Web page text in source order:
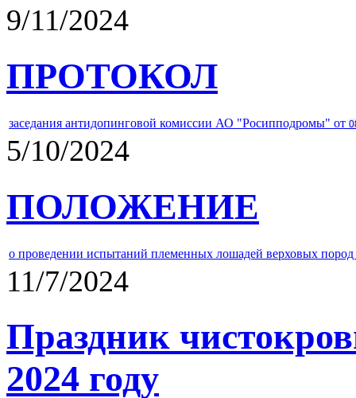
9/11/2024
ПРОТОКОЛ
заседания антидопинговой комиссии АО "Росипподромы" от
5/10/2024
ПОЛОЖЕНИЕ
о проведении испытаний племенных лошадей верховых
11/7/2024
Праздник
2024 году